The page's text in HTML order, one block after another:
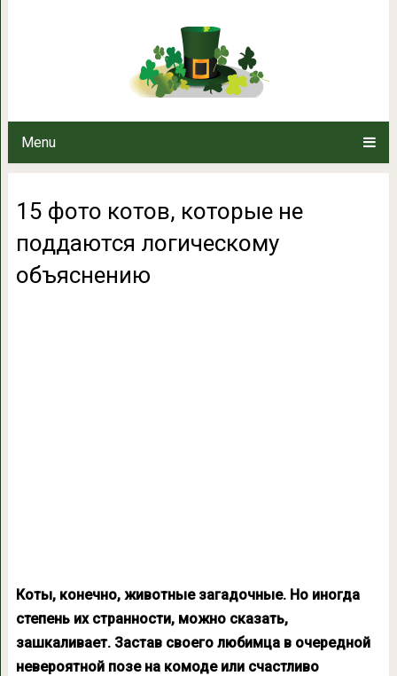
Menu
15 фото котов, которые
15 фото котов, которые не
поддаются логическому
объяснению
Коты, конечно, животные загадочные. Но иногда
степень их странности, можно сказать,
зашкаливает. Застав своего любимца в очередной
невероятной позе на комоде или счастливо